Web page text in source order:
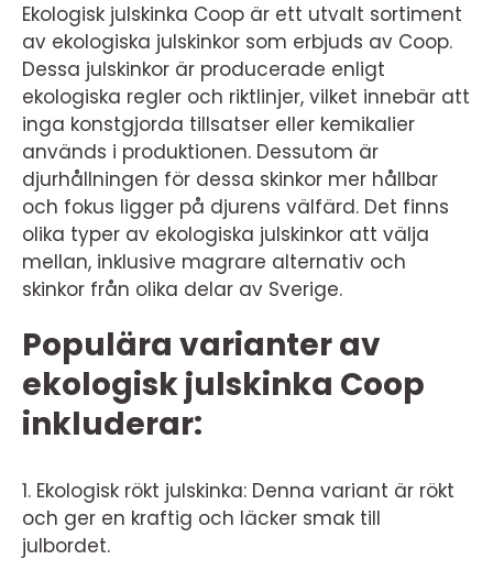
Ekologisk julskinka Coop är ett utvalt sortiment
av ekologiska julskinkor som erbjuds av Coop.
Dessa julskinkor är producerade enligt
ekologiska regler och riktlinjer, vilket innebär att
inga konstgjorda tillsatser eller kemikalier
används i produktionen. Dessutom är
djurhållningen för dessa skinkor mer hållbar
och fokus ligger på djurens välfärd. Det finns
olika typer av ekologiska julskinkor att välja
mellan, inklusive magrare alternativ och
skinkor från olika delar av Sverige.
Populära varianter av
ekologisk julskinka Coop
inkluderar:
1. Ekologisk rökt julskinka: Denna variant är rökt
och ger en kraftig och läcker smak till
julbordet.